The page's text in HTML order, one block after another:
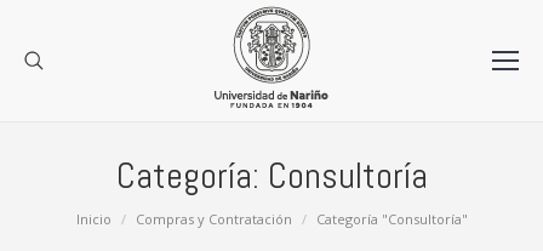
Categoría: Consultoría
Estás aquí:
Inicio Compras y Contratación Categoría "Consultoría"